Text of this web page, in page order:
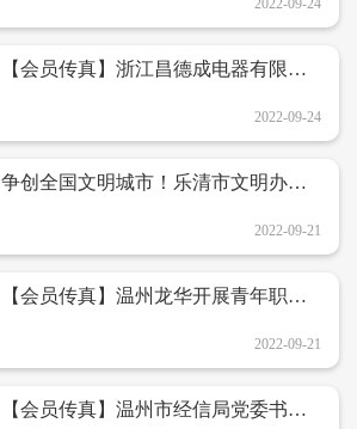
2022-09-24
【会员传真】浙江昌德成电器有限公
2022-09-24
争创全国文明城市！乐清市文明办、
2022-09-21
【会员传真】温州龙华开展青年职工
2022-09-21
​【会员传真】温州市经信局党委书